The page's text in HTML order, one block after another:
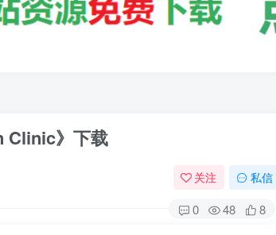
Clinic》下载
关注 私信
0 48 8